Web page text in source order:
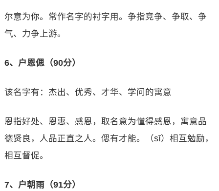
尔意为你。常作名字的衬字用。争指竞争、争取、争
气、力争上游。
6、户恩偲（90分）
该名字有：杰出、优秀、才华、学问的寓意
恩指好处、恩惠、感恩，取名意为懂得感恩，寓意品
德贤良，人品正直之人。偲有才能。（sī）相互勉励，
相互督促。
7、户朝雨（91分）